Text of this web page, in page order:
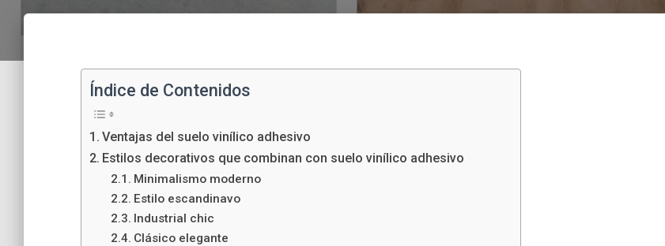
Índice de Contenidos
Ventajas del suelo vinílico adhesivo
Estilos decorativos que combinan con suelo vinílico adhesivo
Minimalismo moderno
Estilo escandinavo
Industrial chic
Clásico elegante